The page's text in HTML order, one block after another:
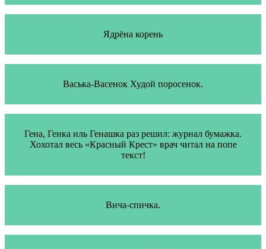
Ядрёна корень
Васька-Васенок Худой поросенок.
Гена, Генка иль Генашка раз решил: журнал бумажка.
Хохотал весь «Красный Крест» врач читал на попе
текст!
Вича-спичка.